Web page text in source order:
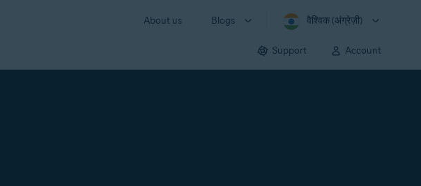
About us Blogs वैश्विक (अंग्रेज़ी)
Support Account